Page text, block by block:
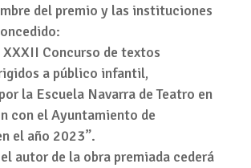
del premio y las instituciones
Concurso de textos
a público infantil,
la Escuela Navarra de Teatro en
con el Ayuntamiento de
el año 2023”.
autor de la obra premiada cederá